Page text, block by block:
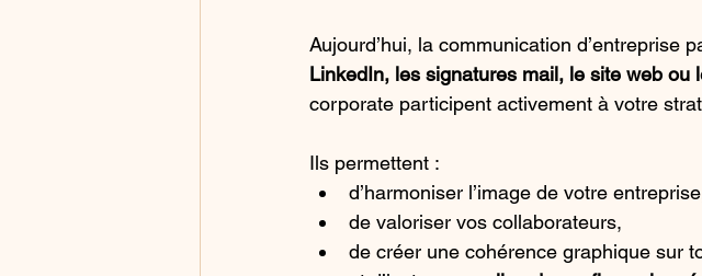
Aujourd’hui, la communication d’entreprise
LinkedIn, les signatures mail, le site web ou
corporate participent activement à votre
Ils permettent :
d’harmoniser l’image de votre
de valoriser vos collaborateurs,
de créer une cohérence graphique sur